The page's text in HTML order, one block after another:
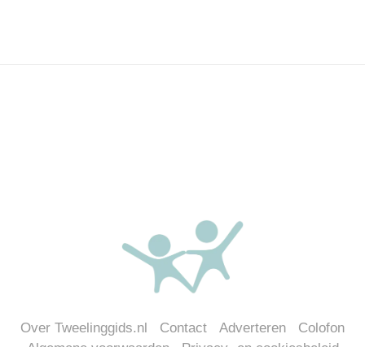
Over Tweelinggids.nl Contact Adverteren
Colofon